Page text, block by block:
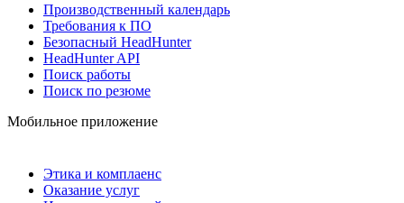
Производственный календарь
Требования к ПО
Безопасный HeadHunter
HeadHunter API
Поиск работы
Поиск по резюме
Мобильное приложение
Этика и комплаенс
Оказание услуг